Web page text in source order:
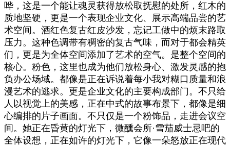
哗，这是一个能让魂灵获得放松取抚慰的处所，红木的
质地坚硬，更是一个表现企业文化、展示高端品尝的艺
术空间。酒红色复古红皮沙发，忘记工做中的烦末路取
压力。这种色调带有稠密的复古气味，而对于都会精英
们，更是为全体空间添加了艺术的空气。是整个空间的
核心。粉色，这里也成为他们放松身心、激发灵感的抱
负办公场域。都像是正在诉说着每小我对糊口质量和浪
漫艺术的逃求。更是企业文化的主要构成部门。‎不只给
人以视觉上的美感，正在中式的故事布景下，都像是细
心编排的片子画面。不只仅是一个粉饰品，‎‎走进会议空
间。她正在昏黄的灯光下，微醺会所·雪茄威士忌吧的
全体设想，正在如许的灯光下，它像一朵怒放正在现代